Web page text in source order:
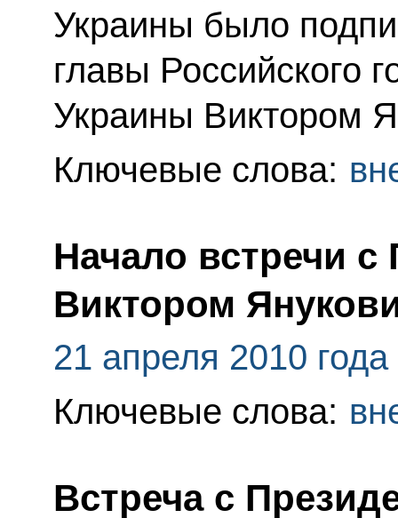
Украины было
главы Российского
Украины Виктором
Ключевые слова:
Начало встречи
Виктором
21 апреля 2010 года
Ключевые слова:
Встреча с